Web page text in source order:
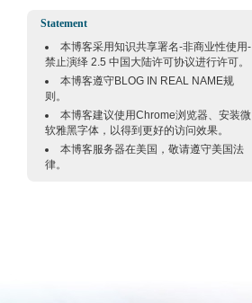
Statement
本博客采用知识共享署名-非商业性使用-
禁止演绎 2.5 中国大陆许可协议进行许可。
本博客遵守BLOG IN REAL NAME规
则。
本博客建议使用Chrome浏览器、安装微
软雅黑字体，以得到更好的访问效果。
本博客服务器在美国 ，敬请遵守美国法
律。